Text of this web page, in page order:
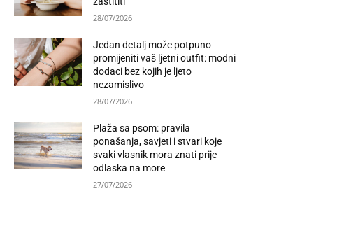
28/07/2026
Jedan detalj može potpuno
promijeniti vaš ljetni outfit: modni
dodaci bez kojih je ljeto
nezamislivo
28/07/2026
Plaža sa psom: pravila
ponašanja, savjeti i stvari koje
svaki vlasnik mora znati prije
odlaska na more
27/07/2026